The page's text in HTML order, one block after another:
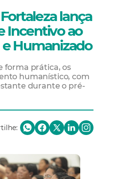
lança
Incentivo ao
Humanizado
forma prática, os
humanístico, com
durante o pré-